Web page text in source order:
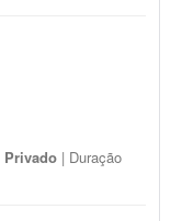
Privado | Duração